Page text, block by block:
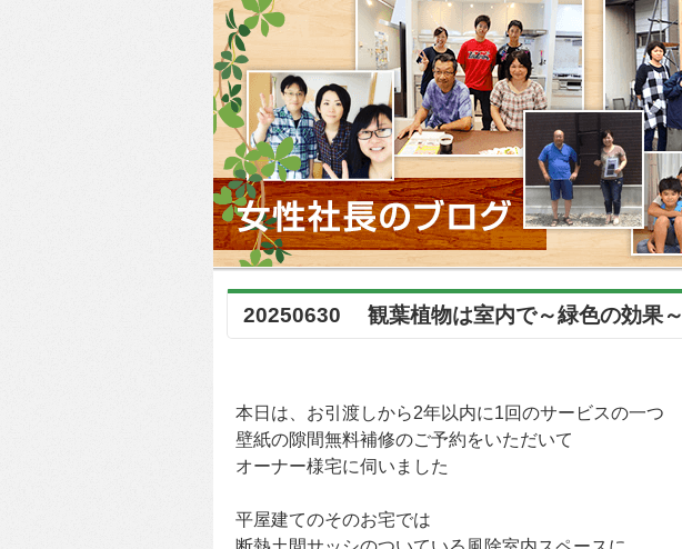
20250630 観葉植物は室内で～緑色の効果～
本日は、お引渡しから2年以内に1回のサービスの一つ
壁紙の隙間無料補修のご予約をいただいて
オーナー様宅に伺いました
平屋建てのそのお宅では